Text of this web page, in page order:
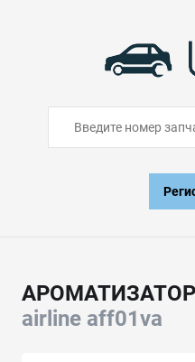
airline aff01va